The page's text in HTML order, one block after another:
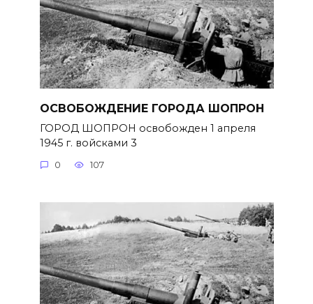
ОСВОБОЖДЕНИЕ ГОРОДА ШОПРОН
ГОРОД ШОПРОН освобожден 1 апреля
1945 г. войсками 3
0 107